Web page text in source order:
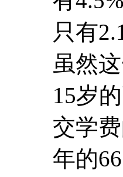
只有
虽然
15岁
交学
年的